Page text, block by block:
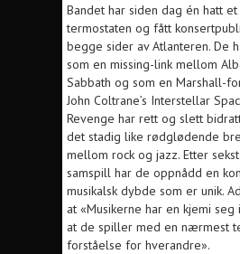
Bandet har siden dag én hatt
termostaten og fått
begge sider av Atlanteren. De
som en missing-link mellom
Sabbath og som en Marshall-
John Coltrane’s Interstellar
Revenge har rett og slett
det stadig like rødglødende
mellom rock og jazz. Etter
samspill har de oppnådd en
musikalsk dybde som er unik.
at «Musikerne har en kjemi
at de spiller med en nærmest
forståelse for hverandre».